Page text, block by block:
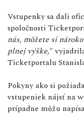
Vstupenky sa dali
spoločnosti
nás, môžete si
plnej výške,"
Ticketportalu
Pokyny ako si
vstupeniek nájsť na
prípadne môžu